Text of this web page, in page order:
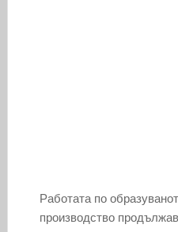
Работата по
производство